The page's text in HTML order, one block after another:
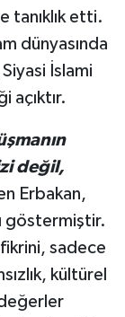
tanıklık etti.
dünyasında
İslami
açıktır.
değil,
Erbakan,
göstermiştir.
sadece
kültürel